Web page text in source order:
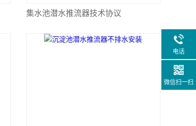
集水池潜水推流器技术协议
电话
微信扫一扫